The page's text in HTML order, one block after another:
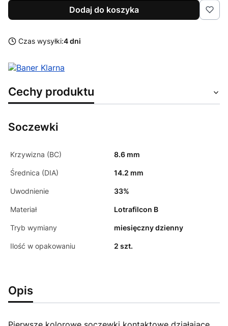
Dodaj do koszyka
Czas wysyłki:4 dni
Cechy produktu
Soczewki
Krzywizna (BC) 8.6 mm
Średnica (DIA) 14.2 mm
Uwodnienie 33%
Materiał Lotrafilcon B
Tryb wymiany miesięczny dzienny
Ilość w opakowaniu 2 szt.
Opis